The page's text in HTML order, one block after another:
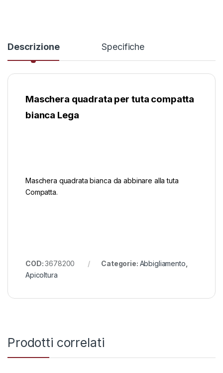
Descrizione Specifiche
Maschera quadrata per tuta compatta
bianca Lega
Maschera quadrata bianca da abbinare alla tuta
Compatta.
COD:3678200 Categorie: Abbigliamento
Apicoltura
Prodotti correlati